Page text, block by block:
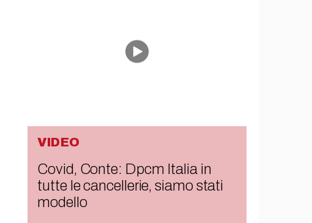
VIDEO
Covid, Conte: Dpcm Italia in
tutte le cancellerie, siamo stati
modello